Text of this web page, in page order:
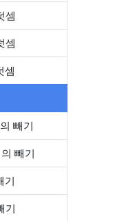
셈
셈
셈
빼기
빼기
기
기